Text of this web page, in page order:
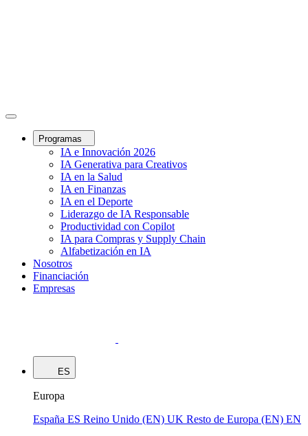
Programas
IA e Innovación 2026
IA Generativa para Creativos
IA en la Salud
IA en Finanzas
IA en el Deporte
Liderazgo de IA Responsable
Productividad con Copilot
IA para Compras y Supply Chain
Alfabetización en IA
Nosotros
Financiación
Empresas
ES
Europa
España ES Reino Unido (EN) UK Resto de Europa (EN) EN